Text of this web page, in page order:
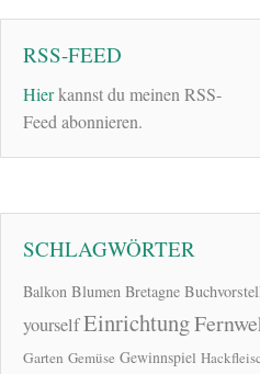
RSS-FEED
Hierkannst du meinen RSS-
Feed abonnieren.
SCHLAGWÖRTER
Balkon Blumen Bretagne
yourselfEinrichtung
Garten Gemüse Gewinnspiel